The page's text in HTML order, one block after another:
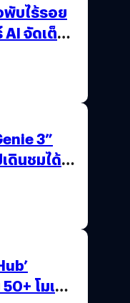
พับไร้รอย
จัดเต็ม
3”
ดินชมได้
โมเดล